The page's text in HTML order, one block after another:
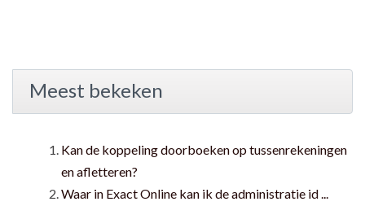
Meest bekeken
Kan de koppeling doorboeken op tussenrekeningen
en afletteren?
Waar in Exact Online kan ik de administratie id ...